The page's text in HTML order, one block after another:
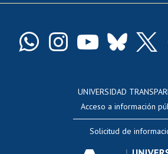
Docentes
Evaluación docente
Calificación
UNIVERSIDAD
Acceso a información
Solicitud de